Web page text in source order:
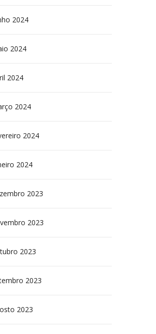
2024
2024
2024
2024
2024
2024
2023
2023
2023
2023
2023